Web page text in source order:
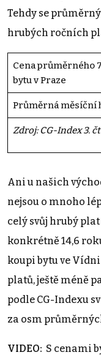
Tehdy se
hrubých ročních
Cena průměrného
bytu v Praze
Průměrná měsíční
Zdroj: CG-Index 3.
Ani u našich
nejsou o mnoho
celý svůj hrubý
konkrétně 14,6
koupi bytu ve
platů, ještě méně
podle CG-Indexu
za osm
VIDEO: S cenami